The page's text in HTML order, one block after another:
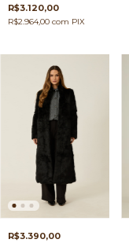
R$3.120,00
R$2.964,00 com PIX
R$3.390,00